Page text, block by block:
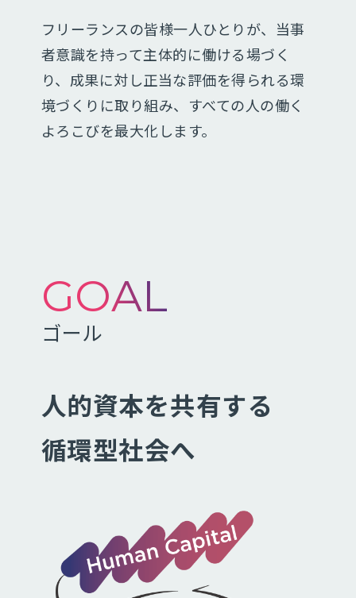
フリーランスの皆様一人ひとりが、 当事
者意識を持って主体的に働ける場づく
り、 成果に対し正当な評価を得られる環
境づくりに取り組み、 すべての人の働く
よろこびを最大化します。
GOAL
ゴール
人的資本を共有する
循環型社会へ